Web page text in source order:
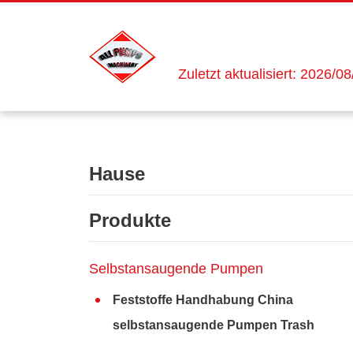
Zuletzt aktualisiert: 2026/
Hause
Produkte
Selbstansaugende Pumpen
Feststoffe Handhabung China
selbstansaugende Pumpen Trash